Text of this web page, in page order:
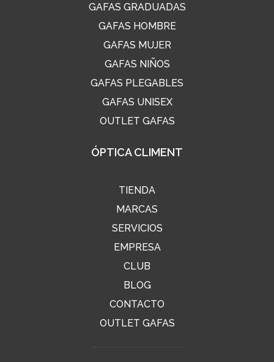
GAFAS GRADUADAS
GAFAS HOMBRE
GAFAS MUJER
GAFAS NIÑOS
GAFAS PLEGABLES
GAFAS UNISEX
OUTLET GAFAS
ÓPTICA CLIMENT
TIENDA
MARCAS
SERVICIOS
EMPRESA
CLUB
BLOG
CONTACTO
OUTLET GAFAS